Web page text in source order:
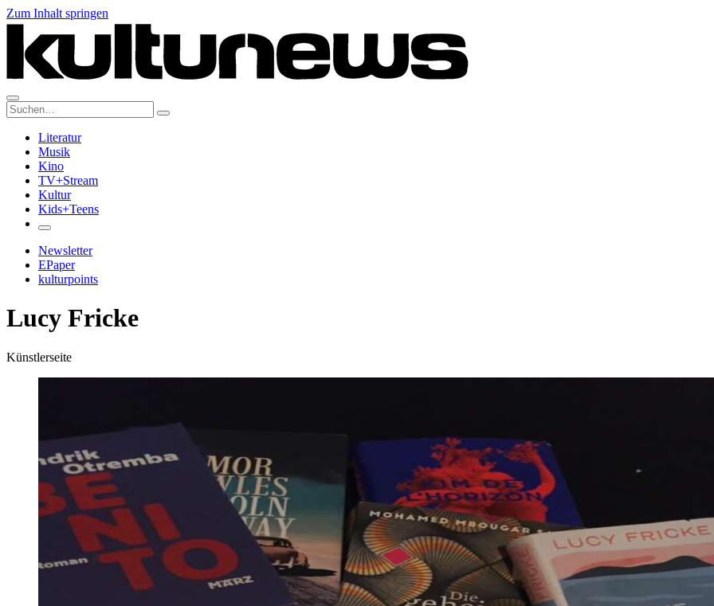
Zum Inhalt springen
Suche:
Literatur
Musik
Kino
TV+Stream
Kultur
Kids+Teens
Newsletter
EPaper
kulturpoints
Lucy Fricke
Künstlerseite